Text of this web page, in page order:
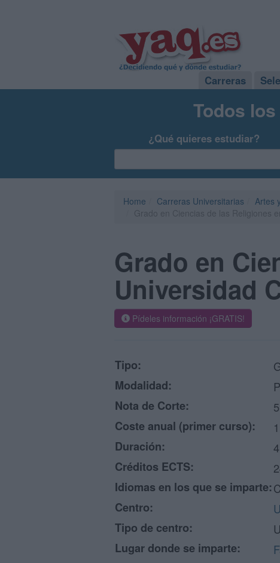
Carreras
Todos
¿Qué quieres estudiar?
Home Carreras Universitarias Artes
Grado en
Universidad
Pídeles información ¡GRATIS!
Tipo:
Modalidad:
Nota de Corte:
Coste anual (primer curso):
Duración:
Créditos ECTS:
Idiomas en los que se imparte:
Centro:
Tipo de centro:
Lugar donde se imparte: